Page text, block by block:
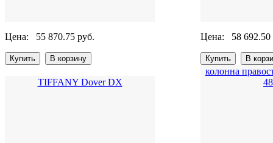
Цена: 55 870.75 руб. Цена: 58 692.50
TIFFANY Dover DX
колонна